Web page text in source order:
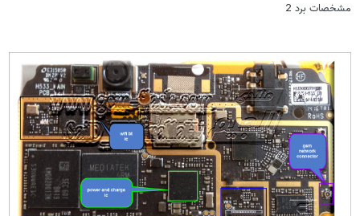
مشخصات برد 2